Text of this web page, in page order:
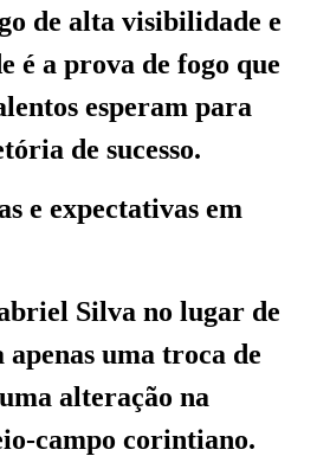
de alta visibilidade e
é a prova de fogo que
esperam para
de sucesso.
e expectativas em
Silva no lugar de
uma troca de
alteração na
campo corintiano.